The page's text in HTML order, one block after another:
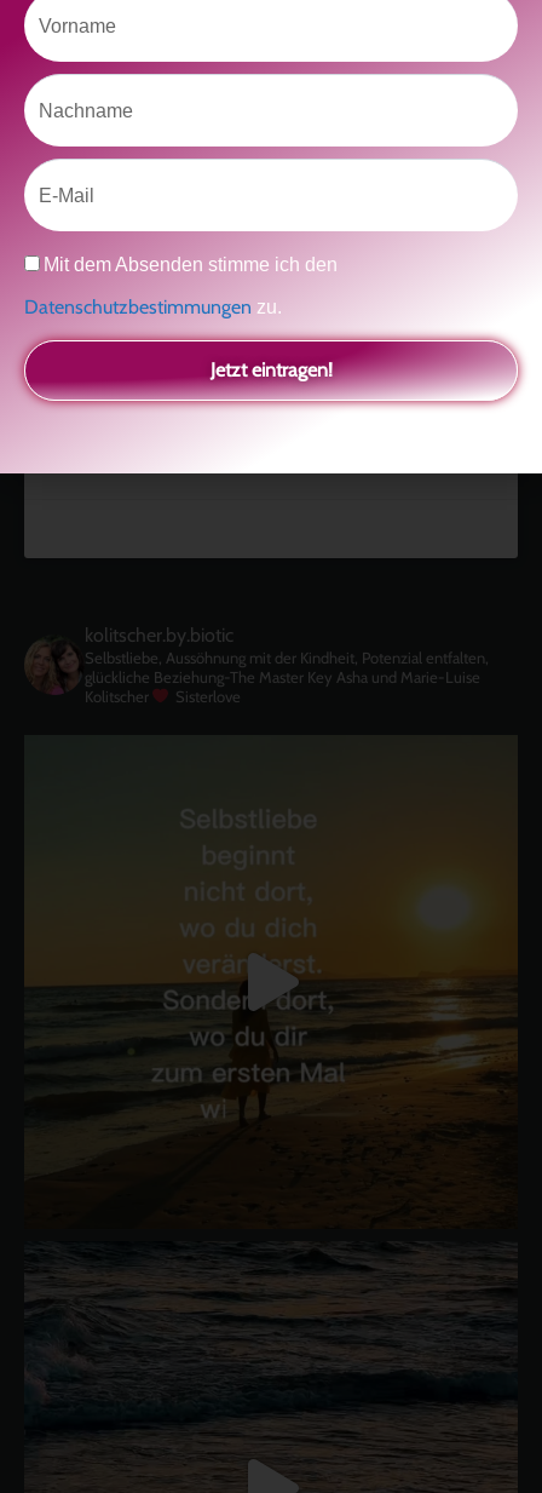
Like uns auf Facebook
Klicke hier, um Marketing-Cookies zu
akzeptieren und diesen Inhalt zu aktivieren
kolitscher.by.biotic
Selbstliebe, Aussöhnung mit der Kindheit, Potenzial entfalten,
glückliche Beziehung-The Master Key Asha und Marie-Luise
Kolitscher
Sisterlove
Nachname
Email
Datenschutz
Mit dem Absenden stimme ich den
Datenschutzbestimmungen zu.
Jetzt eintragen!